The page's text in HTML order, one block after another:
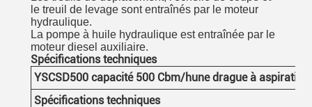
le treuil de levage sont entraînés par le moteur
hydraulique.
La pompe à huile hydraulique est entraînée par le
moteur diesel auxiliaire.
Spécifications techniques
YSCSD500 capacité 500 Cbm/hune drague à
Spécifications techniques